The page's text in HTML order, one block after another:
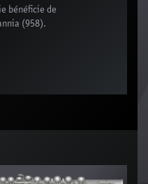
bénéficie de
(958).